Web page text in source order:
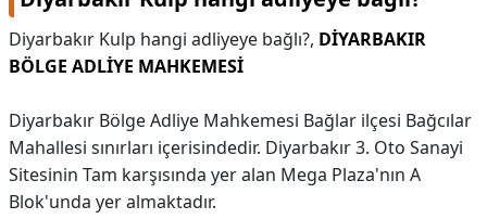
Diyarbakır Kulp hangi adliyeye bağlı?, DİYARBAKIR
BÖLGE ADLİYE MAHKEMESİ
Diyarbakır Bölge Adliye Mahkemesi Bağlar ilçesi Bağcılar
Mahallesi sınırları içerisindedir. Diyarbakır 3. Oto Sanayi
Sitesinin Tam karşısında yer alan Mega Plaza'nın A
Blok'unda yer almaktadır.